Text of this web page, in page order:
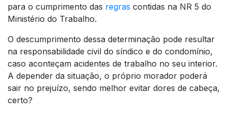
para o cumprimento das regras contidas na NR 5 do
Ministério do Trabalho.
O descumprimento dessa determinação pode resultar
na responsabilidade civil do síndico e do condomínio,
caso aconteçam acidentes de trabalho no seu interior.
A depender da situação, o próprio morador poderá
sair no prejuízo, sendo melhor evitar dores de cabeça,
certo?